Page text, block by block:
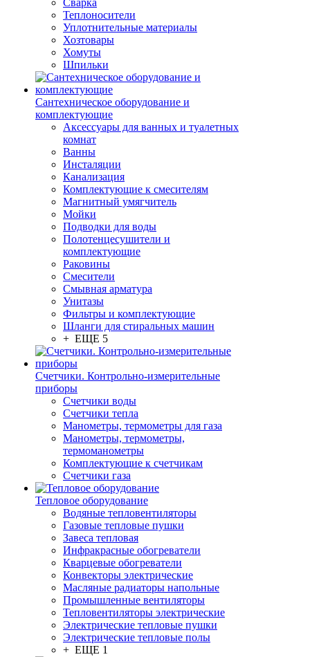
Сварка
Теплоносители
Уплотнительные материалы
Хозтовары
Хомуты
Шпильки
Сантехническое оборудование и
комплектующие
Аксессуары для ванных и туалетных
комнат
Ванны
Инсталяции
Канализация
Комплектующие к смесителям
Магнитный умягчитель
Мойки
Подводки для воды
Полотенцесушители и
комплектующие
Раковины
Смесители
Смывная арматура
Унитазы
Фильтры и комплектующие
Шланги для стиральных машин
+ ЕЩЕ 5
Счетчики. Контрольно-измерительные
приборы
Счетчики воды
Счетчики тепла
Манометры, термометры для газа
Манометры, термометры,
термоманометры
Комплектующие к счетчикам
Счетчики газа
Тепловое оборудование
Водяные тепловентиляторы
Газовые тепловые пушки
Завеса тепловая
Инфракрасные обогреватели
Кварцевые обогреватели
Конвекторы электрические
Масляные радиаторы напольные
Промышленные вентиляторы
Тепловентиляторы электрические
Электрические тепловые пушки
Электрические тепловые полы
+ ЕЩЕ 1